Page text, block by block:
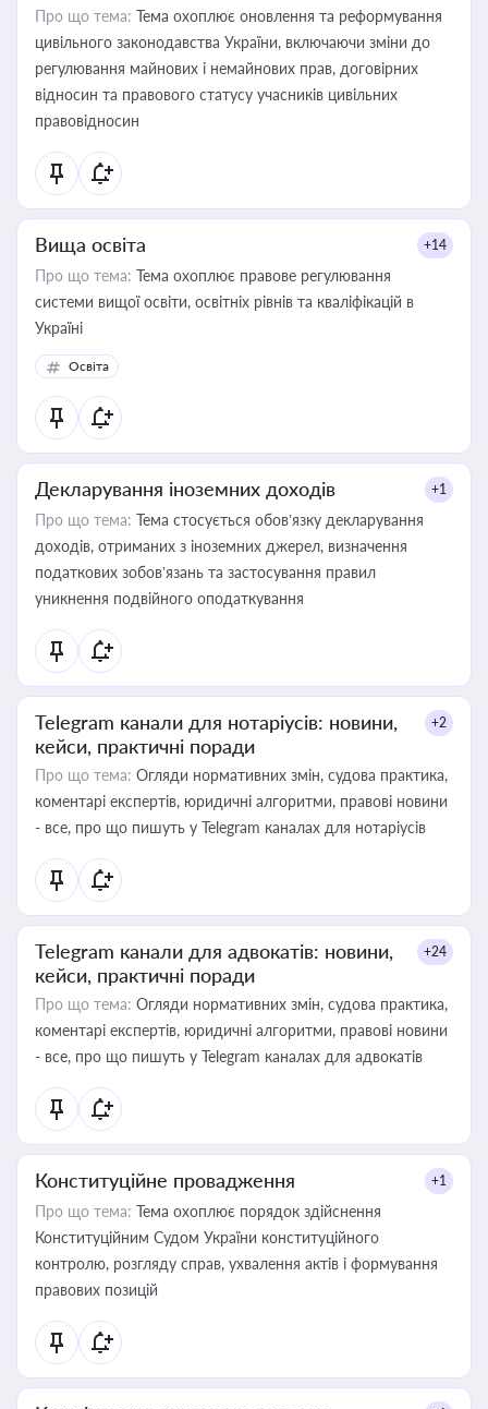
Про що тема: Тема охоплює оновлення та реформування
цивільного законодавства України, включаючи зміни до
регулювання майнових і немайнових прав, договірних
відносин та правового статусу учасників цивільних
правовідносин
Вища освіта +14
Про що тема: Тема охоплює правове регулювання
системи вищої освіти, освітніх рівнів та кваліфікацій в
Україні
Освіта
Декларування іноземних доходів +1
Про що тема: Тема стосується обов’язку декларування
доходів, отриманих з іноземних джерел, визначення
податкових зобов’язань та застосування правил
уникнення подвійного оподаткування
Telegram канали для нотаріусів: новини,
кейси, практичні поради
+2
Про що тема: Огляди нормативних змін, судова практика,
коментарі експертів, юридичні алгоритми, правові новини
- все, про що пишуть у Telegram каналах для нотаріусів
Telegram канали для адвокатів: новини,
кейси, практичні поради
+24
Про що тема: Огляди нормативних змін, судова практика,
коментарі експертів, юридичні алгоритми, правові новини
- все, про що пишуть у Telegram каналах для адвокатів
Конституційне провадження +1
Про що тема: Тема охоплює порядок здійснення
Конституційним Судом України конституційного
контролю, розгляду справ, ухвалення актів і формування
правових позицій